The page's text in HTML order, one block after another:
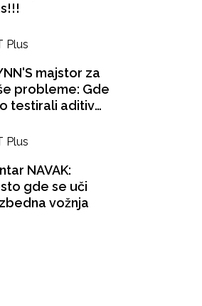
Plus
majstor za
probleme: Gde
testirali aditiv
na pauzi za
Plus
NAVAK:
gde se uči
vožnja